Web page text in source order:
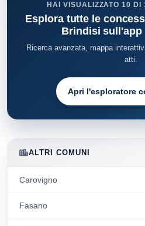
ALTRI COMUNI
Carovigno
Fasano
HAI VISUALIZZATO 10 DI
Esplora tutte le
Brindisi sull'app
Ricerca avanzata, mappa
atti.
Apri l'esploratore